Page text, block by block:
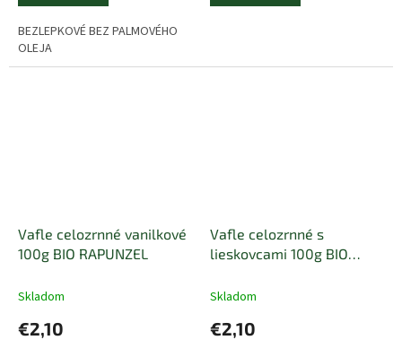
BEZLEPKOVÉ BEZ PALMOVÉHO
OLEJA
Vafle celozrnné vanilkové
100g BIO RAPUNZEL
Skladom
€2,10
Vafle celozrnné s
lieskovcami 100g BIO
Skladom
€2,10